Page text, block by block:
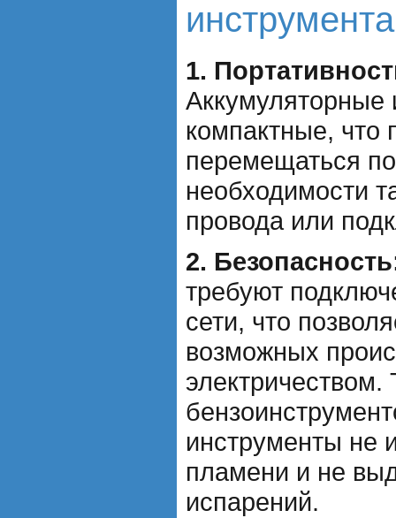
1.
Аккумуляторные
компактные, что
перемещаться
необходимости
провода или
2.
требуют
сети, что
возможных
электричеством.
инструменты не
пламени и не
испарений.